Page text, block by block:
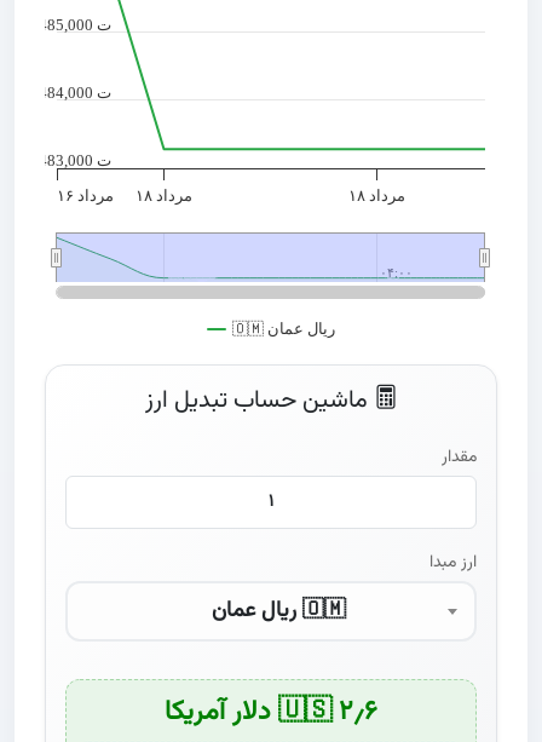
🇴🇲 ریال عمان
مرداد ۱۶ مرداد ۱۸ مرداد ۱۸
۰۴:۰۰
۰۴:۰۰
483,000 ت
484,000 ت
485,000 ت
End of interactive chart.
ماشین حساب تبدیل ارز
مقدار
ارز مبدا
🇴🇲 ریال عمان
۲٫۶ 🇺🇸 دلار آمریکا